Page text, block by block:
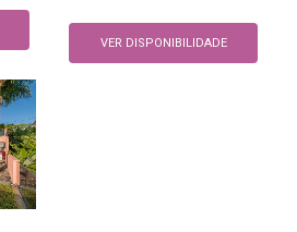
VER DISPONIBILIDADE